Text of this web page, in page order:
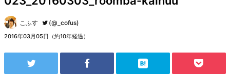
こふす (@_cofus)
2016年03月05日（約10年経過）